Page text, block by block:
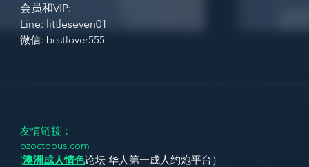
会员和VIP:
Line: littleseven01 ​
​​微信: bestlover555
友情链接：
ozoctopus.com
(澳洲成人情色论坛 华人第一成人约炮平台）